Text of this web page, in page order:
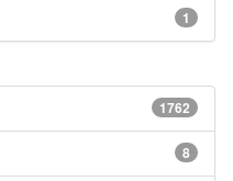
1
1762
8